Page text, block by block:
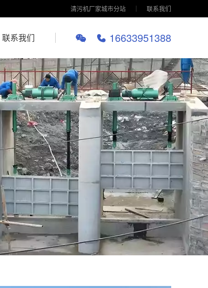
清污机厂家城市分站 联系我们
16633951388
联系我们